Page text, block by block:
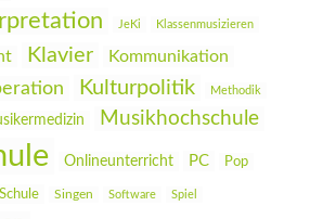
JeKi Klassenmusizieren
Klavier Kommunikation
Kulturpolitik Methodik
Musikhochschule
Onlineunterricht PC Pop
Schule Singen Software Spiel